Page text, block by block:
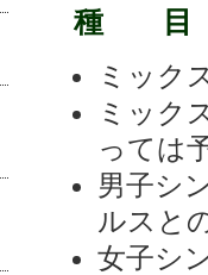
種 目
ミック
ミック
っては
男子
ルスと
女子